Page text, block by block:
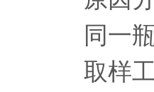
同一瓶
取样工